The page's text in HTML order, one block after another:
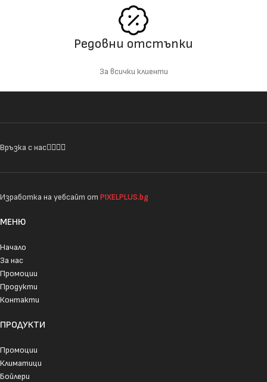
Редовни отстъпки
За всички клиенти
Връзка с нас
Изработка на уебсайт от PIXELPLUS.bg
МЕНЮ
Начало
За нас
Промоции
Продукти
Контакти
ПРОДУКТИ
Промоции
Климатици
Бойлери